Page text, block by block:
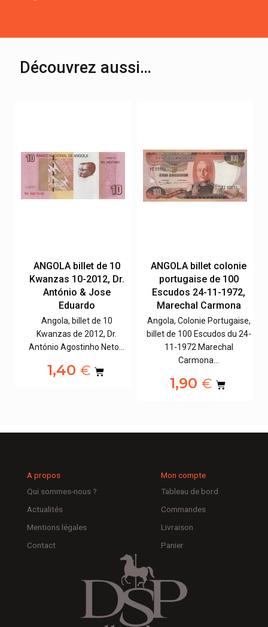
Découvrez aussi…
ANGOLA billet de 10
Kwanzas 10-2012, Dr.
António & Jose
Eduardo
Angola, billet de 10
Kwanzas de 2012, Dr.
António Agostinho Neto…
1,40€
ANGOLA billet colonie
portugaise de 100
Escudos 24-11-1972,
Marechal Carmona
Angola, Colonie Portugaise,
billet de 100 Escudos du 24-
11-1972 Marechal
Carmona…
1,90€
A propos
Qui sommes-nous ?
Actualités
Mentions légales
Contact
Mon compte
Tableau de bord
Commandes
Livraison
Panier